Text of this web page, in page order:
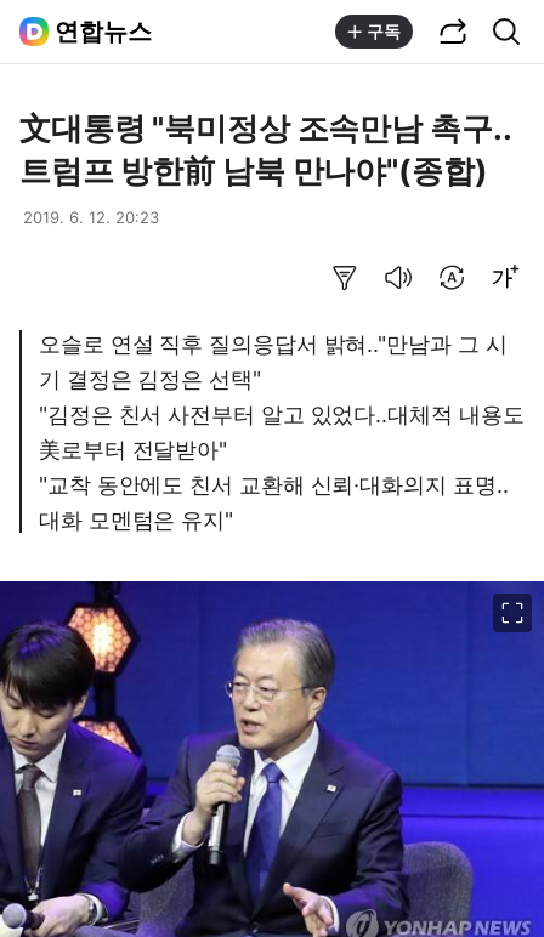
연합뉴스 구독
文대통령 "북미정상 조속만남 촉구..
트럼프 방한前 남북 만나야"(종합)
2019. 6. 12. 20:23
오슬로 연설 직후 질의응답서 밝혀.."만남과 그 시
기 결정은 김정은 선택"
"김정은 친서 사전부터 알고 있었다..대체적 내용도
美로부터 전달받아"
"교착 동안에도 친서 교환해 신뢰·대화의지 표명..
대화 모멘텀은 유지"